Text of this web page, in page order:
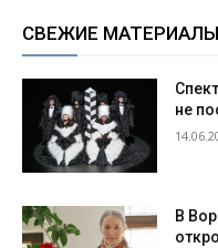
СВЕЖИЕ МАТЕРИАЛЫ
не
В